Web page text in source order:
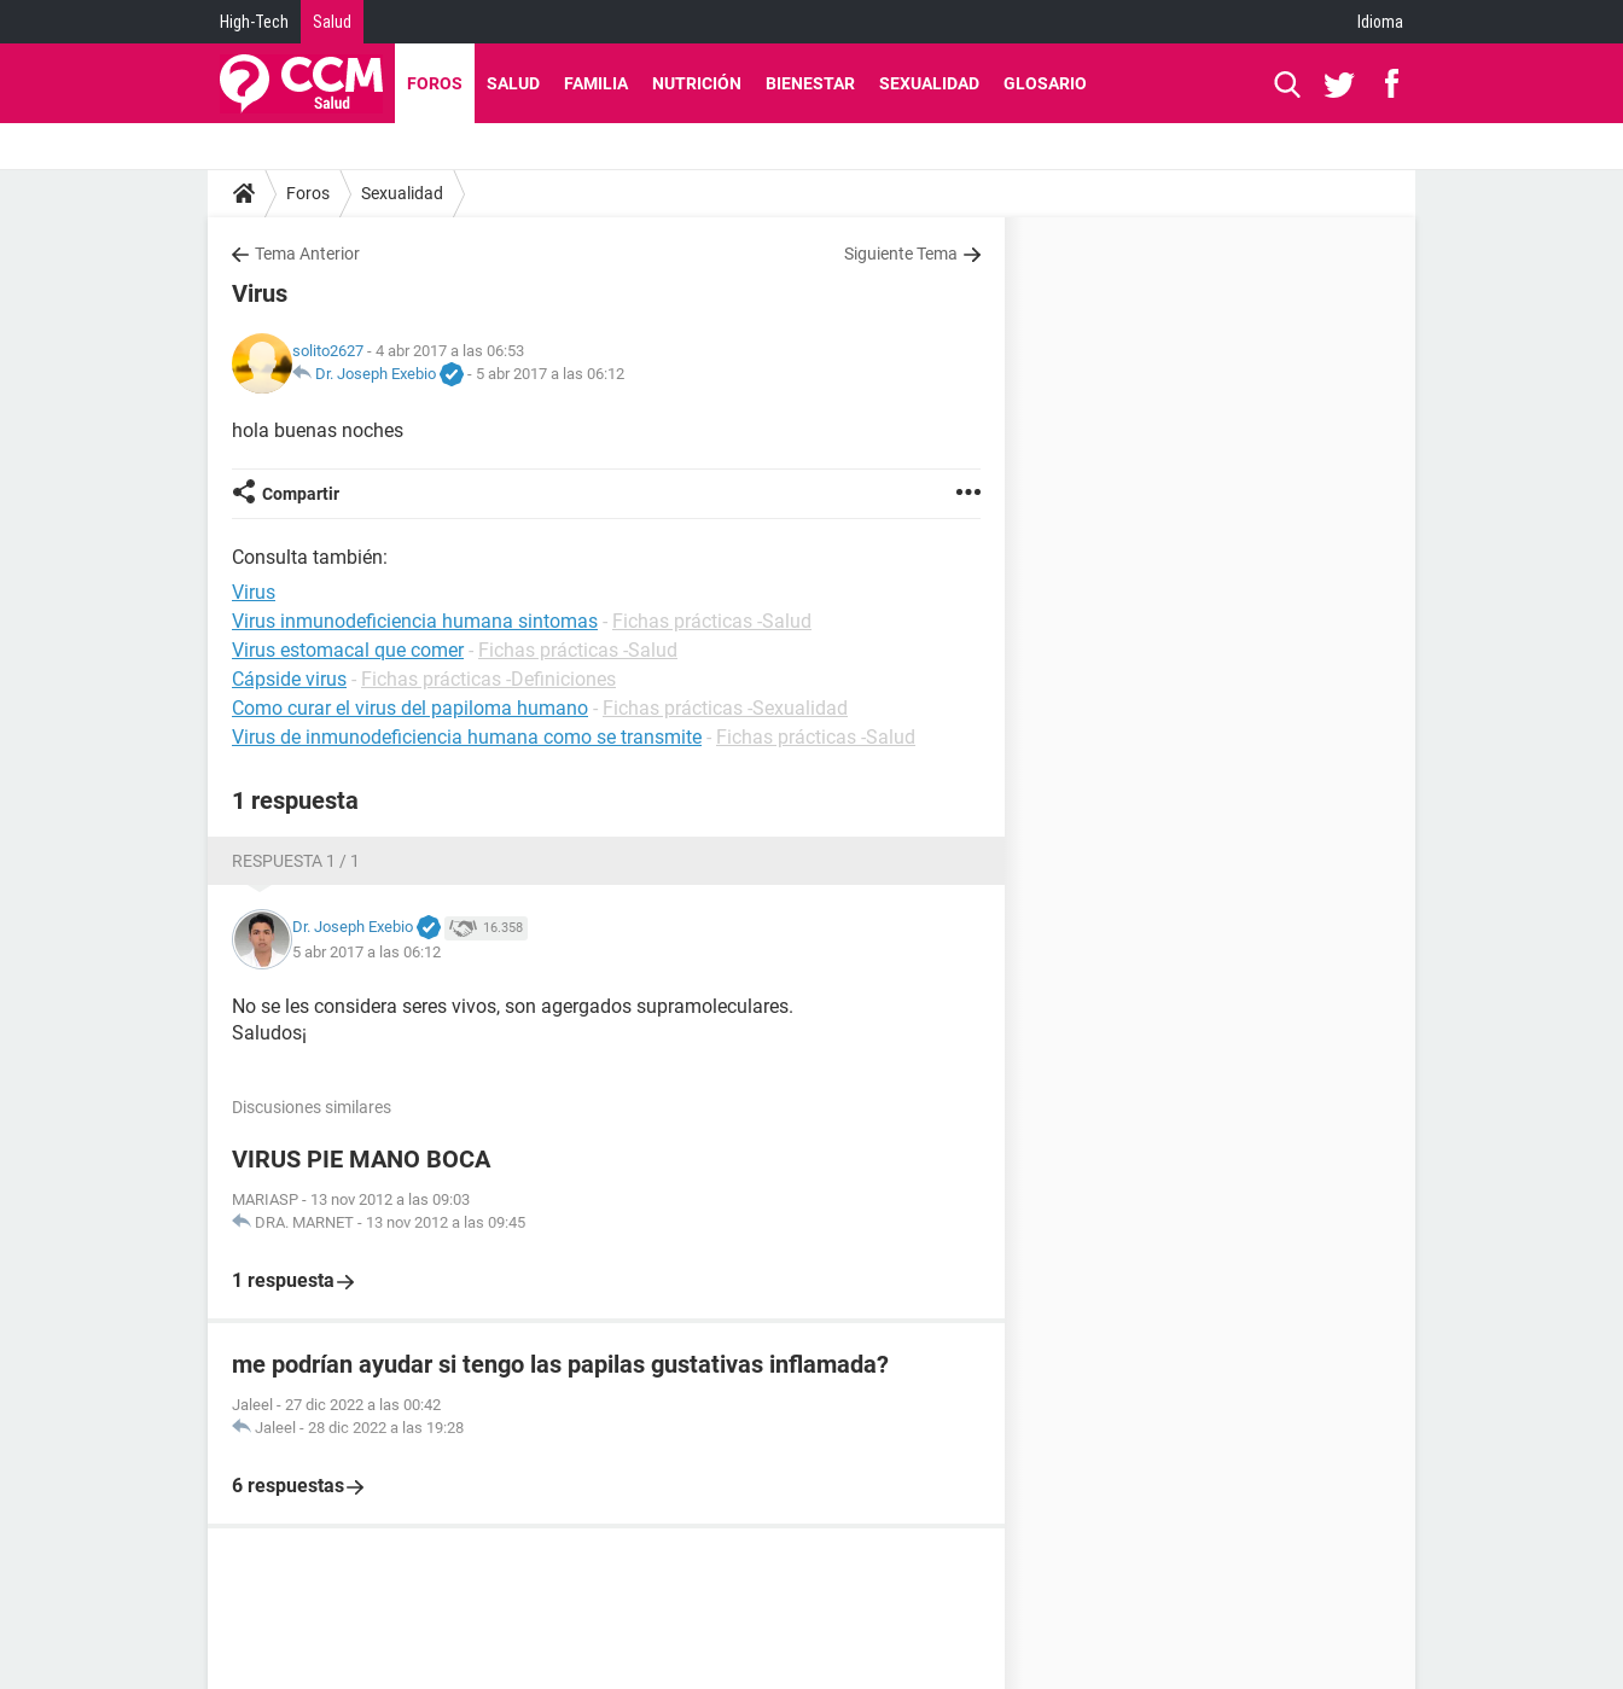
High-Tech Salud Idioma
FOROS SALUD FAMILIA NUTRICIÓN BIENESTAR SEXUALIDAD GLOSARIO
Foros Sexualidad
Tema Anterior Siguiente Tema
Virus
solito2627 - 4 abr 2017 a las 06:53
Dr. Joseph Exebio
- 5 abr 2017 a las 06:12
hola buenas noches
Compartir
Consulta también:
Virus
Virus inmunodeficiencia humana sintomas - Fichas prácticas -Salud
Virus estomacal que comer - Fichas prácticas -Salud
Cápside virus - Fichas prácticas -Definiciones
Como curar el virus del papiloma humano - Fichas prácticas -Sexualidad
Virus de inmunodeficiencia humana como se transmite - Fichas prácticas -Salud
1 respuesta
RESPUESTA 1 / 1
Dr. Joseph Exebio 16.358
5 abr 2017 a las 06:12
No se les considera seres vivos, son agergados supramoleculares.
Saludos¡
Discusiones similares
VIRUS PIE MANO BOCA
MARIASP - 13 nov 2012 a las 09:03
DRA. MARNET - 13 nov 2012 a las 09:45
1 respuesta
me podrían ayudar si tengo las papilas gustativas inflamada?
Jaleel - 27 dic 2022 a las 00:42
Jaleel - 28 dic 2022 a las 19:28
6 respuestas